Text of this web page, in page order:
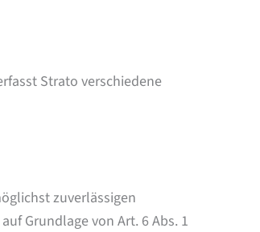
Strato verschiedene
zuverlässigen
Grundlage von Art. 6 Abs. 1